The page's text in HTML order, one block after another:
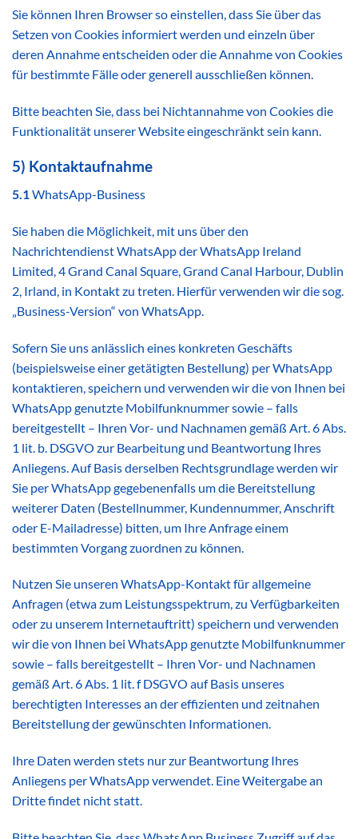
Sie können Ihren Browser so einstellen, dass Sie über das
Setzen von Cookies informiert werden und einzeln über
deren Annahme entscheiden oder die Annahme von Cookies
für bestimmte Fälle oder generell ausschließen können.
Bitte beachten Sie, dass bei Nichtannahme von Cookies die
Funktionalität unserer Website eingeschränkt sein kann.
5) Kontaktaufnahme
5.1WhatsApp-Business
Sie haben die Möglichkeit, mit uns über den
Nachrichtendienst WhatsApp der WhatsApp Ireland
Limited, 4 Grand Canal Square, Grand Canal Harbour, Dublin
2, Irland, in Kontakt zu treten. Hierfür verwenden wir die sog.
„Business-Version“ von WhatsApp.
Sofern Sie uns anlässlich eines konkreten Geschäfts
(beispielsweise einer getätigten Bestellung) per WhatsApp
kontaktieren, speichern und verwenden wir die von Ihnen bei
WhatsApp genutzte Mobilfunknummer sowie – falls
bereitgestellt – Ihren Vor- und Nachnamen gemäß Art. 6 Abs.
1 lit. b. DSGVO zur Bearbeitung und Beantwortung Ihres
Anliegens. Auf Basis derselben Rechtsgrundlage werden wir
Sie per WhatsApp gegebenenfalls um die Bereitstellung
weiterer Daten (Bestellnummer, Kundennummer, Anschrift
oder E-Mailadresse) bitten, um Ihre Anfrage einem
bestimmten Vorgang zuordnen zu können.
Nutzen Sie unseren WhatsApp-Kontakt für allgemeine
Anfragen (etwa zum Leistungsspektrum, zu Verfügbarkeiten
oder zu unserem Internetauftritt) speichern und verwenden
wir die von Ihnen bei WhatsApp genutzte Mobilfunknummer
sowie – falls bereitgestellt – Ihren Vor- und Nachnamen
gemäß Art. 6 Abs. 1 lit. f DSGVO auf Basis unseres
berechtigten Interesses an der effizienten und zeitnahen
Bereitstellung der gewünschten Informationen.
Ihre Daten werden stets nur zur Beantwortung Ihres
Anliegens per WhatsApp verwendet. Eine Weitergabe an
Dritte findet nicht statt.